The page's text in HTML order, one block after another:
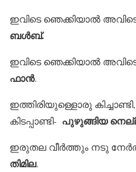
ഇവിടെ ഞെക്കിയാല്‍
ബള്‍ബ്.
ഇവിടെ ഞെക്കിയാല്‍
ഫാന്‍.
ഇത്തിരിയുള്ളൊരു
കിടപ്പാണ്ടി- പുഴുങ്ങിയ
ഇരുതല വീര്‍ത്തും നടു
തിമില.